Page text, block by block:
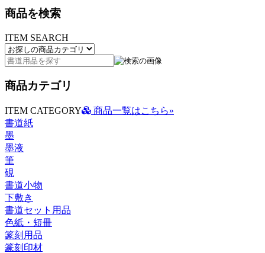
商品を検索
ITEM SEARCH
商品カテゴリ
ITEM CATEGORY
商品一覧はこちら»
書道紙
墨
墨液
筆
硯
書道小物
下敷き
書道セット用品
色紙・短冊
篆刻用品
篆刻印材